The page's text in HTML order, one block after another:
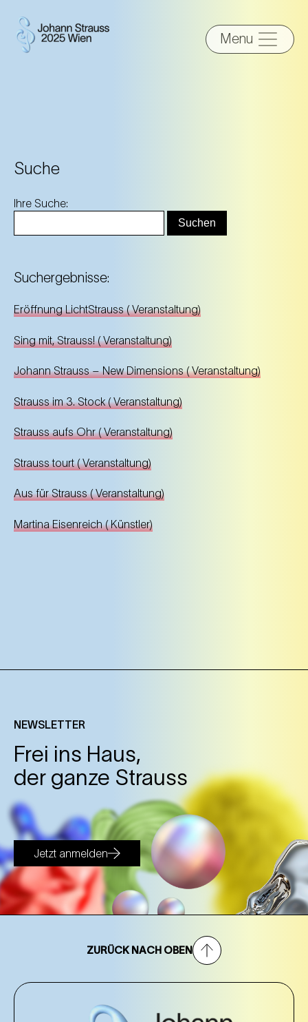
Menu
Suche
Ihre Suche:
Suchergebnisse:
Eröffnung LichtStrauss(Veranstaltung)
Sing mit, Strauss!(Veranstaltung)
Johann Strauss – New Dimensions(Veranstaltung)
Strauss im 3. Stock(Veranstaltung)
Strauss aufs Ohr(Veranstaltung)
Strauss tourt(Veranstaltung)
Aus für Strauss(Veranstaltung)
Martina Eisenreich(Künstler)
NEWSLETTER
Frei ins Haus,
der ganze Strauss
Jetzt anmelden
ZURÜCK NACH OBEN